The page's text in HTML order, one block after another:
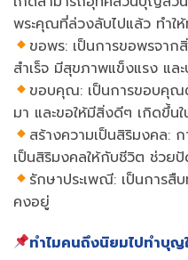
พระคุณที่ล่วงลับไปแล้ว ทำใ
ขอพร: เป็นการขอพรจาก
สำเร็จ มีสุขภาพแข็งแรง แล
ขอบคุณ: เป็นการขอบคุณ
มา และขอให้มีสิ่งดีๆ เกิดขึ้น
สร้างความเป็นสิริมงคล:
เป็นสิริมงคลให้กับชีวิต ช่วย
รักษาประเพณี: เป็นการสื
คงอยู่
ทำไมคนถึงนิยมไปทำบุญ